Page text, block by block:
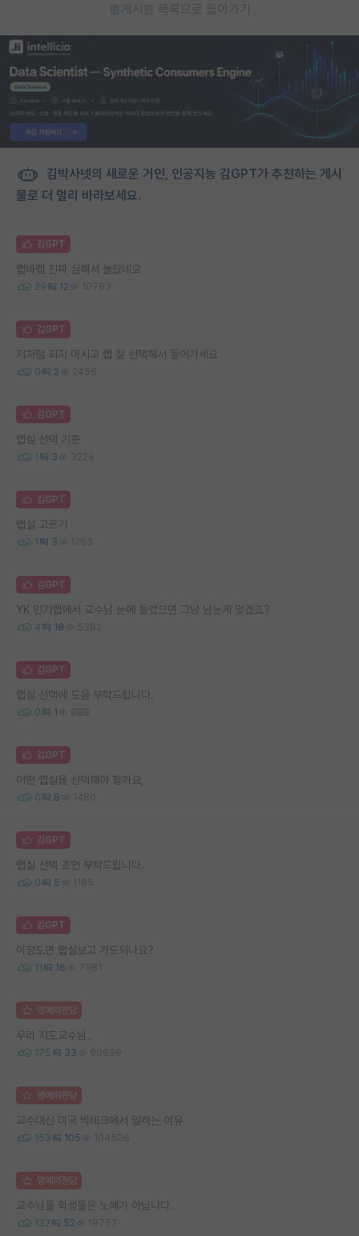
게시판 목록으로 돌아가기
김박사넷의 새로운 거인, 인공지능 김GPT가 추천하는 게시
물로 더 멀리 바라보세요.
김GPT
랩바랩 진짜 심해서 놀랐네요
29 12 10783
김GPT
저처럼 되지 마시고 랩 잘 선택해서 들어가세요
0 2 2456
김GPT
랩실 선택 기준
1 3 3229
김GPT
랩실 고르기
1 3 1293
김GPT
YK 인기랩에서 교수님 눈에 들었으면 그냥 남는게 맞겠죠?
4 18 5392
김GPT
랩실 선택에 도움 부탁드립니다.
0 1 888
김GPT
어떤 랩실을 선택해야 할까요,
0 8 1480
김GPT
랩실 선택 조언 부탁드립니다.
0 5 1185
김GPT
이정도면 랩실보고 가도되나요?
11 16 7981
명예의전당
우리 지도교수님..
175 33 60699
명예의전당
교수대신 미국 빅테크에서 일하는 이유
153 105 104506
명예의전당
교수님들 학생들은 노예가 아닙니다.
132 52 19752